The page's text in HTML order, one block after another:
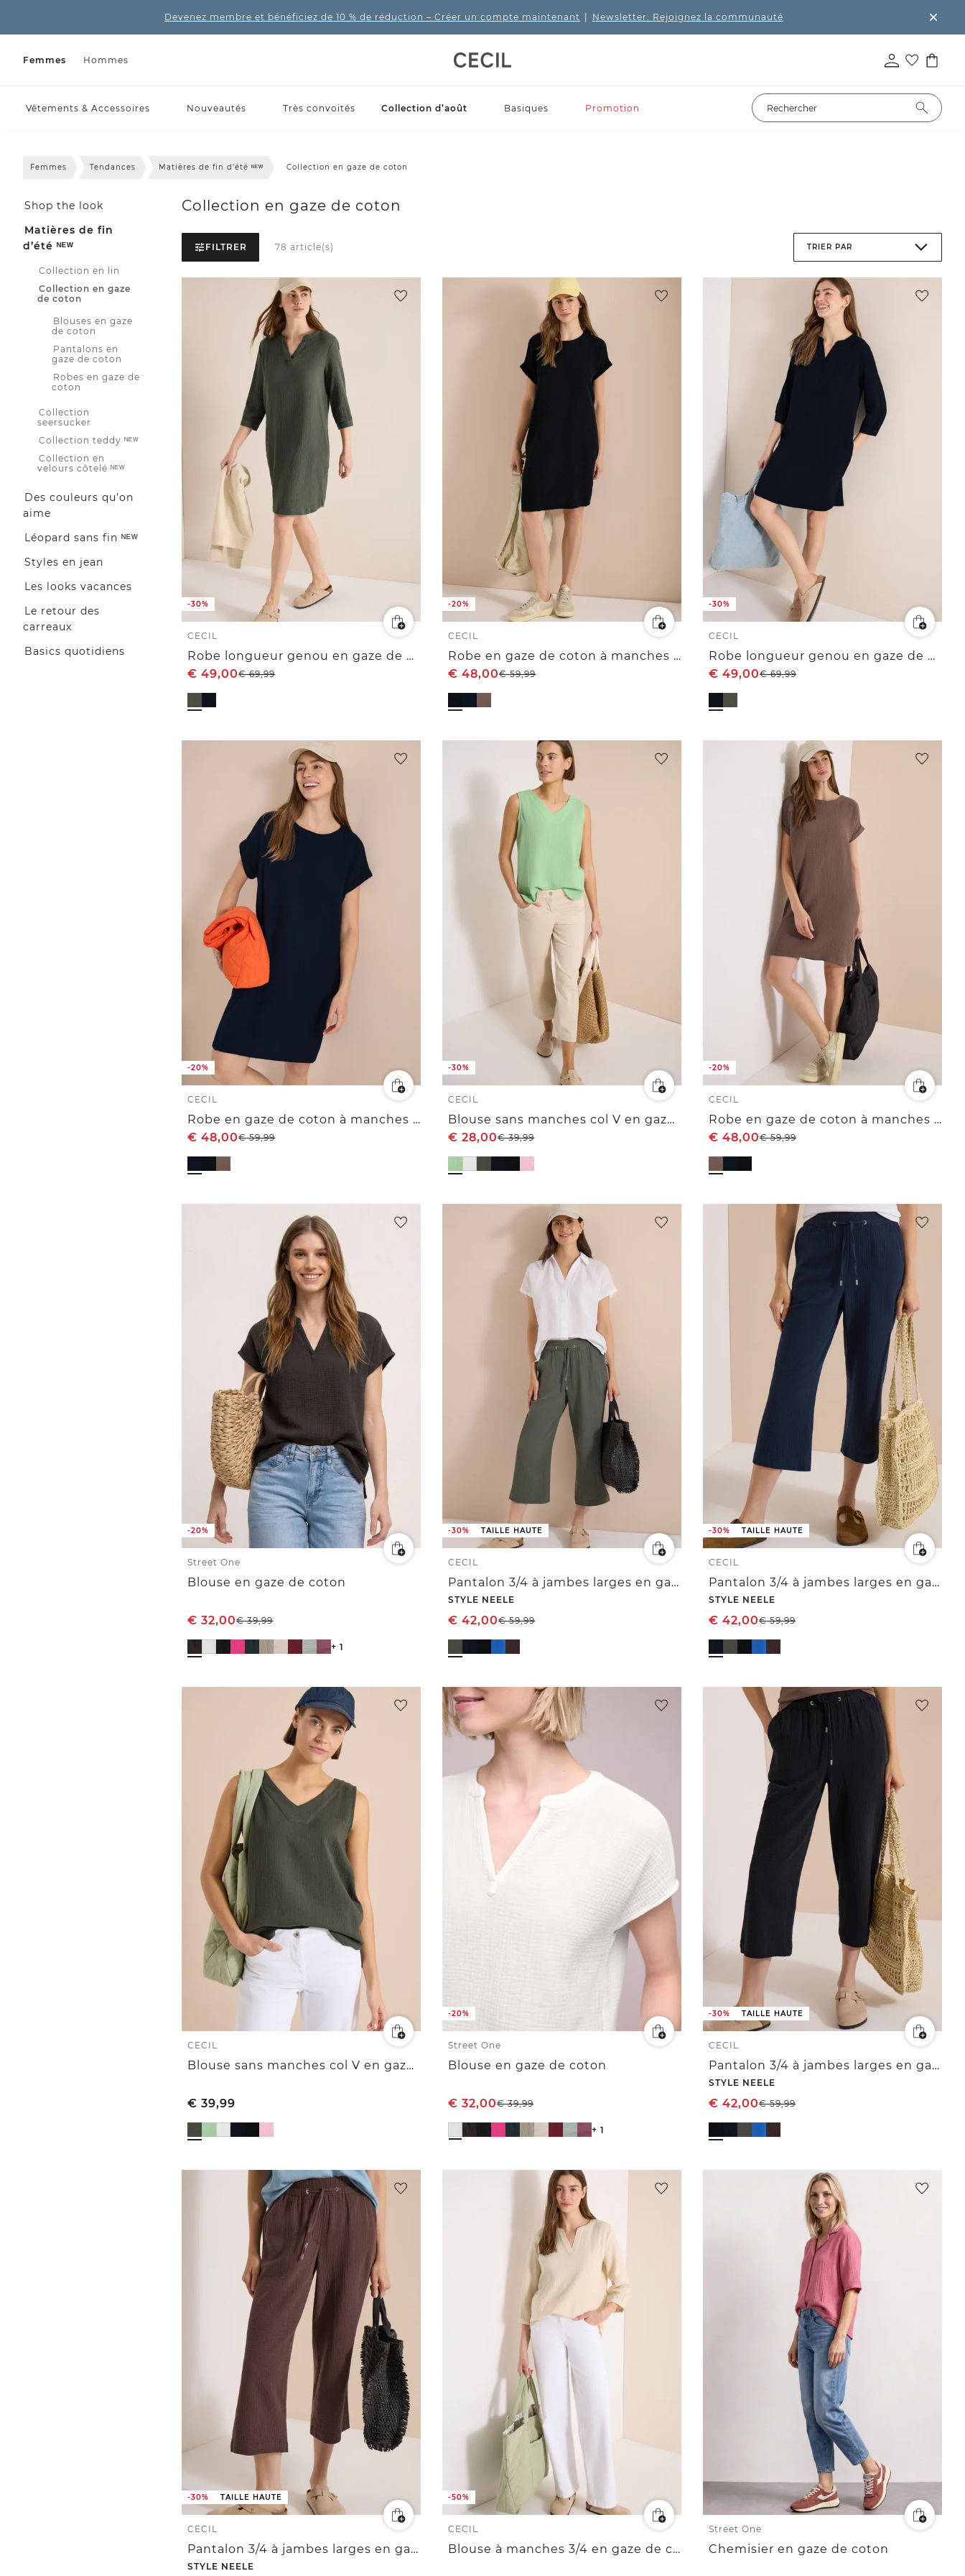
Devenez membre et bénéficiez de 10 % de réduction – Créer un compte maintenant Newsletter: Rejoignez la communauté
Femmes Hommes
Vêtements & Accessoires Nouveautés Très convoités Collection d’août Basiques Promotion
Femmes Tendances Matières de fin d’été ᴺᴱᵂ Collection en gaze de coton
Shop the look
Matières de fin
d’été ᴺᴱᵂ
Collection en lin
Collection en gaze
de coton
Blouses en gaze
de coton
Pantalons en
gaze de coton
Robes en gaze de
coton
Collection
seersucker
Collection teddy ᴺᴱᵂ
Collection en
velours côtelé ᴺᴱᵂ
Des couleurs qu’on
aime
Léopard sans fin ᴺᴱᵂ
Styles en jean
Les looks vacances
Le retour des
carreaux
Basics quotidiens
Collection en gaze de coton
FILTRER 78 article(s) TRIER PAR
-30%
CECIL
Robe longueur genou en gaze de coton
€ 49,00€69,99
-20%
CECIL
Robe en gaze de coton à manches courtes
€ 48,00€59,99
-30%
CECIL
Robe longueur genou en gaze de coton
€ 49,00€69,99
-20%
CECIL
Robe en gaze de coton à manches courtes
€ 48,00€59,99
-30%
CECIL
Blouse sans manches col V en gaze de coton
€ 28,00€39,99
-20%
CECIL
Robe en gaze de coton à manches courtes
€ 48,00€59,99
-20%
Street One
Blouse en gaze de coton
€ 32,00€39,99
+ 1
-30% TAILLE HAUTE
CECIL
Pantalon 3/4 à jambes larges en gaze de coton
STYLE NEELE
€ 42,00€59,99
-30% TAILLE HAUTE
CECIL
Pantalon 3/4 à jambes larges en gaze de coton
STYLE NEELE
€ 42,00€59,99
CECIL
Blouse sans manches col V en gaze de coton
€ 39,99
-20%
Street One
Blouse en gaze de coton
€ 32,00€39,99
+ 1
-30% TAILLE HAUTE
CECIL
Pantalon 3/4 à jambes larges en gaze de coton
STYLE NEELE
€ 42,00€59,99
-30% TAILLE HAUTE
CECIL
Pantalon 3/4 à jambes larges en gaze de coton
STYLE NEELE
-50%
CECIL
Blouse à manches 3/4 en gaze de coton
Street One
Chemisier en gaze de coton